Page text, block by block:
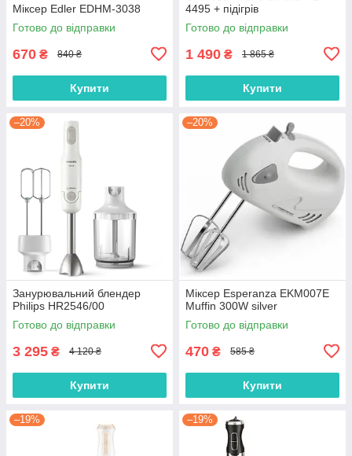
Міксер Edler EDHM-3038
Готово до відправки
670 ₴ 840 ₴
Купити
4495 + підігрів
Готово до відправки
1 490 ₴ 1 865 ₴
Купити
–20%
Занурювальний блендер
Philips HR2546/00
Готово до відправки
3 295 ₴ 4 120 ₴
Купити
–20%
Міксер Esperanza EKM007E
Muffin 300W silver
Готово до відправки
470 ₴ 585 ₴
Купити
–19% –19%